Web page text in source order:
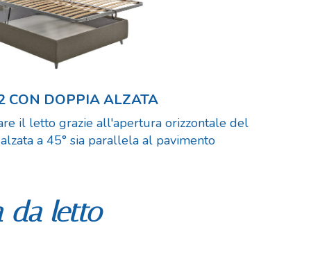
CON DOPPIA ALZATA
il letto grazie all'apertura orizzontale del
a 45° sia parallela al pavimento
da letto